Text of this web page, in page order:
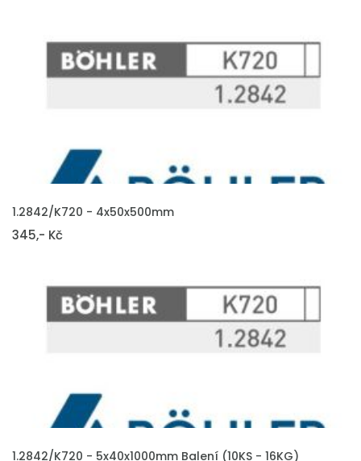
VLOŽIT DO KOŠÍKU
1.2842/K720 - 4x50x500mm
345,- Kč
VLOŽIT DO KOŠÍKU
1.2842/K720 - 5x40x1000mm Balení (10KS - 16KG)